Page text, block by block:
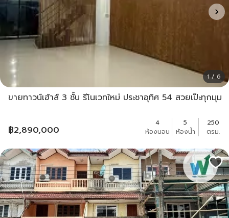
1 / 6
ขายทาวน์เฮ้าส์ 3 ชั้น รีโนเวทใหม่ ประชาอุทิศ 54 สวยเป๊ะทุกมุม
฿2,890,000
4
ห้องนอน
5
ห้องน้ำ
250
ตรม.